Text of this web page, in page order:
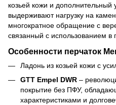
козьей кожи и
выдерживают нагрузку на
многократное обращение с
связанный с использованием в
Особенности перчаток
Ладонь из козьей кожи с
GTT Empel DWR –
покрытие без ПФУ,
характеристиками и